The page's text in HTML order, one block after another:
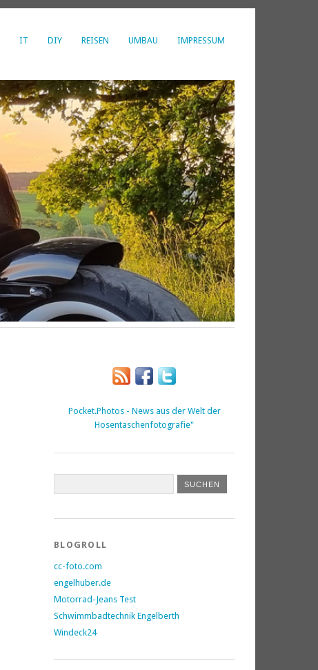
IT DIY REISEN UMBAU IMPRESSUM
Pocket.Photos - News aus der Welt der
Hosentaschenfotografie"
BLOGROLL
cc-foto.com
engelhuber.de
Motorrad-Jeans Test
Schwimmbadtechnik Engelberth
Windeck24